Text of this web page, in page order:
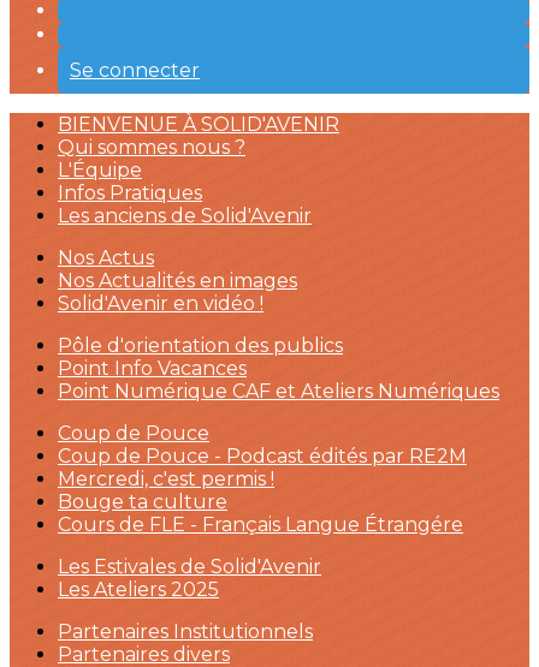
Se connecter
BIENVENUE À SOLID'AVENIR
Qui sommes nous ?
L'Équipe
Infos Pratiques
Les anciens de Solid'Avenir
Nos Actus
Nos Actualités en images
Solid'Avenir en vidéo !
Pôle d'orientation des publics
Point Info Vacances
Point Numérique CAF et Ateliers Numériques
Coup de Pouce
Coup de Pouce - Podcast édités par RE2M
Mercredi, c'est permis !
Bouge ta culture
Cours de FLE - Français Langue Étrangére
Les Estivales de Solid'Avenir
Les Ateliers 2025
Partenaires Institutionnels
Partenaires divers